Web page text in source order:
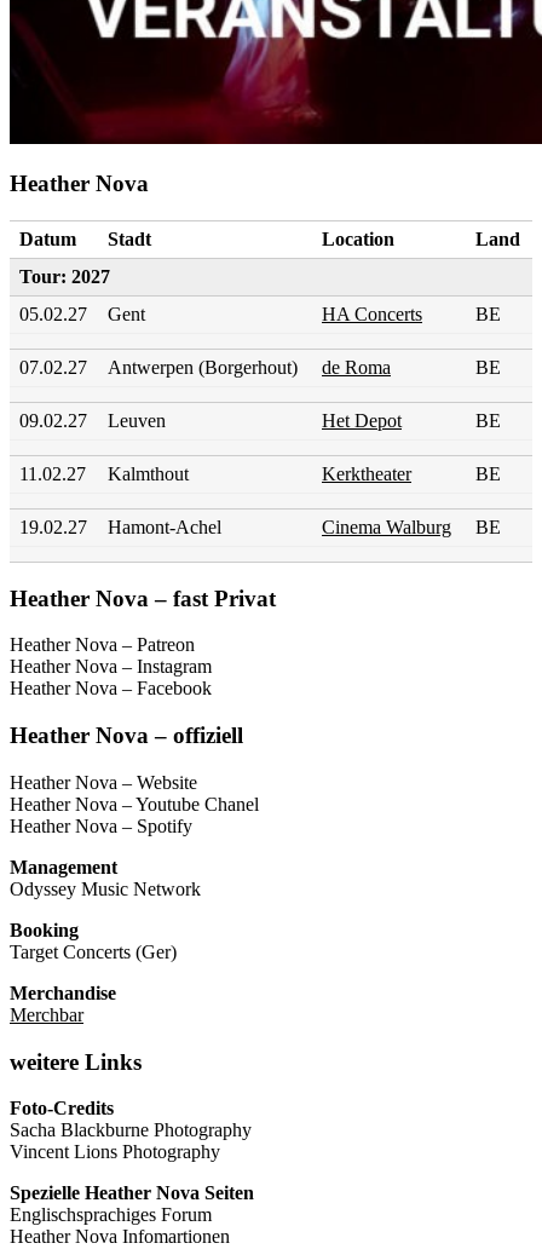
Heather Nova
Datum Stadt Location
Land
Tour: 2027
05.02.27
Gent HA Concerts BE
07.02.27 Antwerpen (Borgerhout) de Roma BE
09.02.27 Leuven Het Depot BE
11.02.27 Kalmthout Kerktheater BE
19.02.27 Hamont-Achel Cinema Walburg BE
Heather Nova – fast Privat
Heather Nova – Patreon
Heather Nova – Instagram
Heather Nova – Facebook
Heather Nova – offiziell
Heather Nova – Website
Heather Nova – Youtube Chanel
Heather Nova – Spotify
Management
Odyssey Music Network
Booking
Target Concerts (Ger)
Merchandise
Merchbar
weitere Links
Foto-Credits
Sacha Blackburne Photography
Vincent Lions Photography
Spezielle Heather Nova Seiten
Englischsprachiges Forum
Heather Nova Infomartionen